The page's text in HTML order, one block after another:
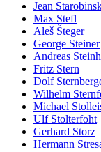
Jean
Max Stefl
Aleš Šteger
George Steiner
Andreas
Fritz Stern
Dolf
Wilhelm
Michael
Ulf Stolterfoht
Gerhard Storz
Hermann